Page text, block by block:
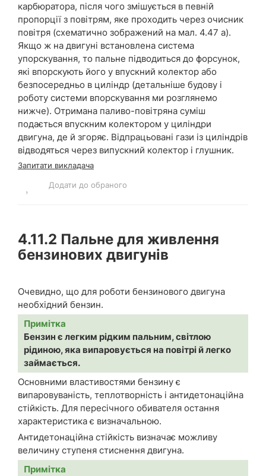
карбюратора, після чого змішується в певній
пропорції з повітрям, яке проходить через очисник
повітря (схематично зображений на мал. 4.47 а).
Якщо ж на двигуні встановлена система
упорскування, то пальне підводиться до форсунок,
які впорскують його у впускний колектор або
безпосередньо в циліндр (детальніше будову і
роботу системи впорскування ми розглянемо
нижче). Отримана паливо-повітряна суміш
подається впускним колектором у циліндри
двигуна, де й згоряє. Відпрацьовані гази із циліндрів
відводяться через випускний колектор і глушник.
Запитати викладача
Додати до обраного
4.11.2 Пальне для живлення
бензинових двигунів
Очевидно, що для роботи бензинового двигуна
необхідний бензин.
Примітка
Бензин є легким рідким пальним, світлою
рідиною, яка випаровується на повітрі й легко
займається.
Основними властивостями бензину є
випаровуваність, теплотворність і антидетонаційна
стійкість. Для пересічного обивателя остання
характеристика є визначальною.
Антидетонаційна стійкість визначає можливу
величину ступеня стиснення двигуна.
Примітка